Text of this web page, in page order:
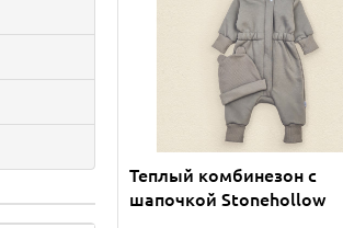
Теплый комбинезон с
шапочкой Stonehollow